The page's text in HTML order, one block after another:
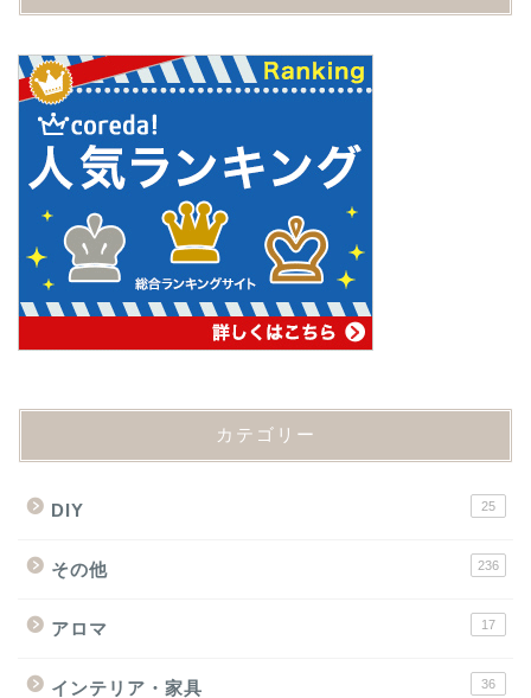
カテゴリー
DIY 25
その他 236
アロマ 17
インテリア・家具 36